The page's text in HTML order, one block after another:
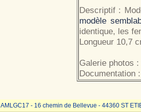
Descriptif :
modèle
identique, les
Longueur 10,7
Galerie photos :
Documentation :
AMLGC17 - 16 chemin de Bellevue - 44360 ST